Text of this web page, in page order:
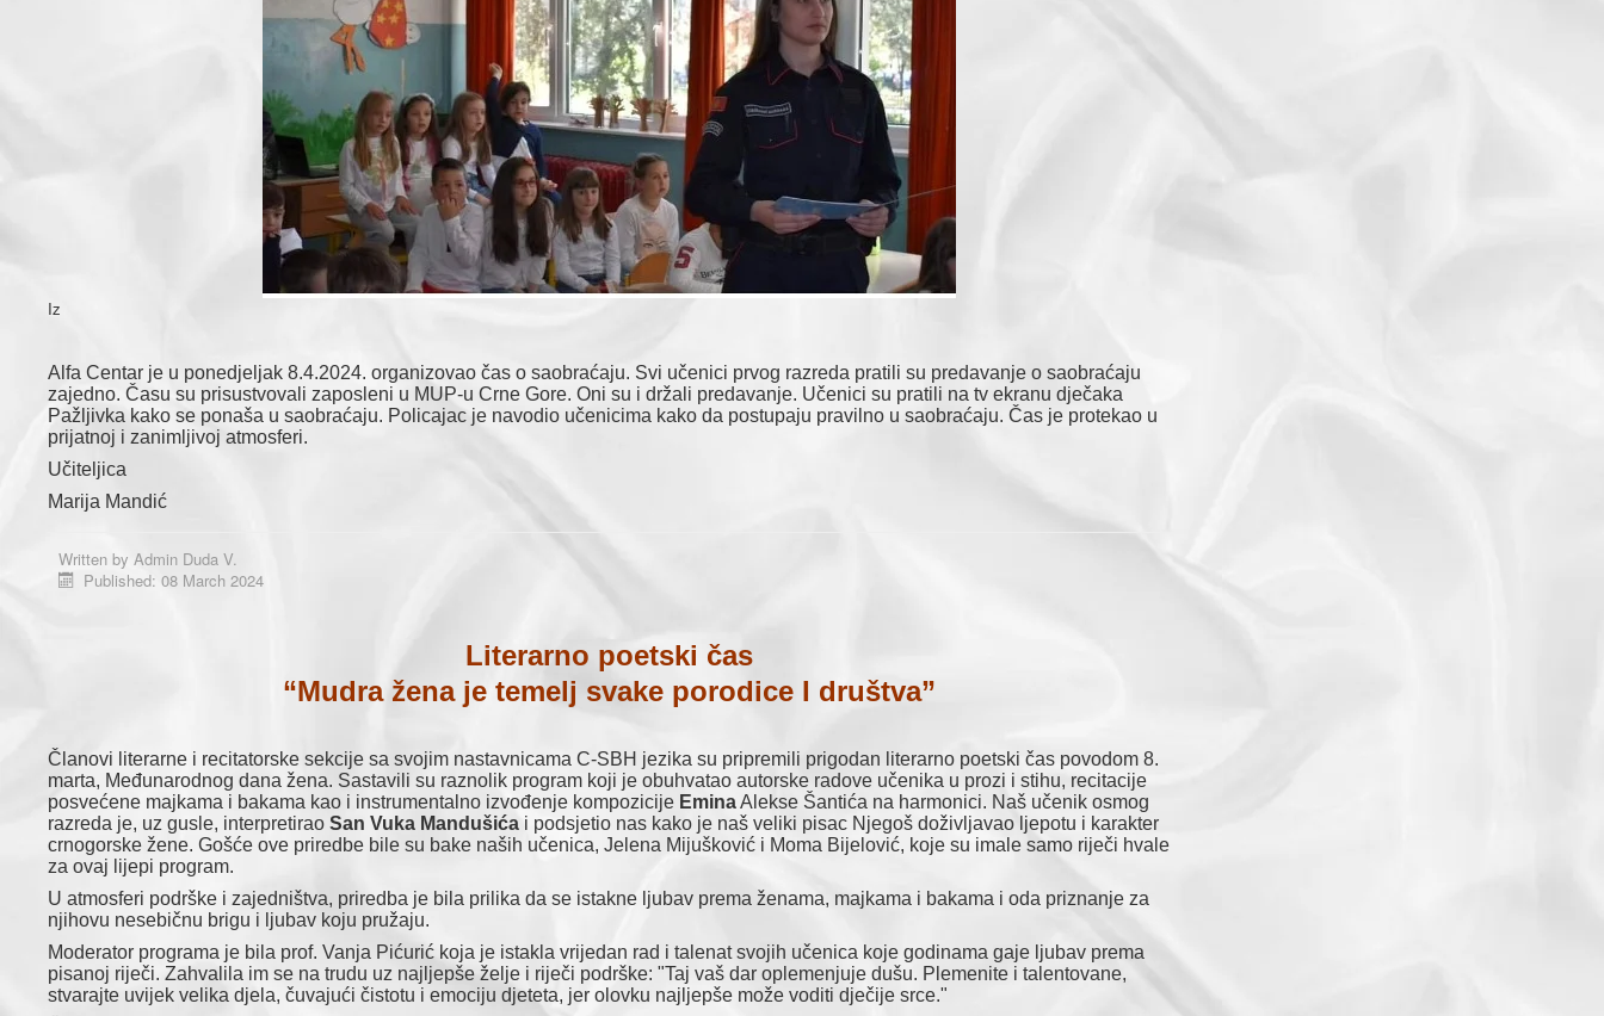
Iz
Alfa Centar je u ponedjeljak 8.4.2024. organizovao čas o saobraćaju. Svi učenici prvog razreda pratili su predavanje o saobraćaju
zajedno. Času su prisustvovali zaposleni u MUP-u Crne Gore. Oni su i držali predavanje. Učenici su pratili na tv ekranu dječaka
Pažljivka kako se ponaša u saobraćaju. Policajac je navodio učenicima kako da postupaju pravilno u saobraćaju. Čas je protekao u
prijatnoj i zanimljivoj atmosferi.
Učiteljica
Marija Mandić
Written by Admin Duda V.
Published: 08 March 2024
Literarno poetski čas
“Mudra žena je temelj svake porodice I društva”
Članovi literarne i recitatorske sekcije sa svojim nastavnicama C-SBH jezika su pripremili prigodan literarno poetski čas povodom 8.
marta, Međunarodnog dana žena. Sastavili su raznolik program koji je obuhvatao autorske radove učenika u prozi i stihu, recitacije
posvećene majkama i bakama kao i instrumentalno izvođenje kompozicije EminaAlekse Šantića na harmonici. Naš učenik osmog
razreda je, uz gusle, interpretirao San Vuka Mandušića i podsjetio nas kako je naš veliki pisac Njegoš doživljavao ljepotu i karakter
crnogorske žene. Gošće ove priredbe bile su bake naših učenica, Jelena Mijušković i Moma Bijelović, koje su imale samo riječi hvale
za ovaj lijepi program.
U atmosferi podrške i zajedništva, priredba je bila prilika da se istakne ljubav prema ženama, majkama i bakama i oda priznanje za
njihovu nesebičnu brigu i ljubav koju pružaju.
Moderator programa je bila prof. Vanja Pićurić koja je istakla vrijedan rad i talenat svojih učenica koje godinama gaje ljubav prema
pisanoj riječi. Zahvalila im se na trudu uz najljepše želje i riječi podrške: "Taj vaš dar oplemenjuje dušu. Plemenite i talentovane,
stvarajte uvijek velika djela, čuvajući čistotu i emociju djeteta, jer olovku najljepše može voditi dječije srce."